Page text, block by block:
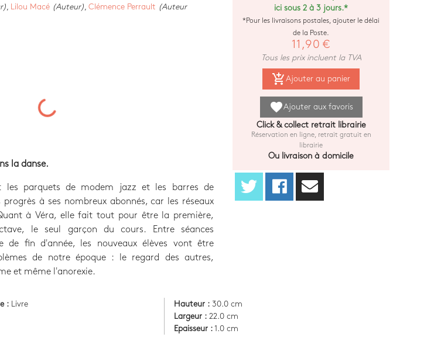
Lilou Macé (Auteur) Clémence Perrault (Auteur
la danse.
les parquets de modem jazz et les barres de
à ses nombreux abonnés, car les réseaux
à Véra, elle fait tout pour être la première,
le seul garçon du cours. Entre séances
de fin d'année, les nouveaux élèves vont être
de notre époque : le regard des autres,
et même l'anorexie.
ici sous 2 à 3 jours.*
*Pour les livraisons postales, ajouter le délai
de la Poste.
11,90 €
Tous les prix incluent la TVA
add_shopping_cart Ajouter au panier
favoriteAjouter aux favoris
Click & collect retrait librairie
Réservation en ligne, retrait gratuit en
librairie
Ou livraison à domicile
:
Livre
Hauteur : 30.0 cm
Largeur : 22.0 cm
Epaisseur : 1.0 cm